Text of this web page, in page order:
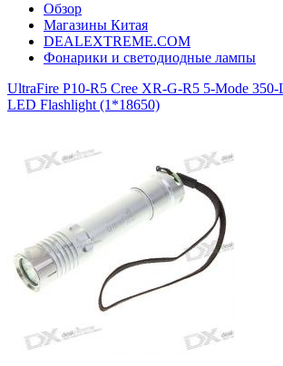
Обзор
Магазины Китая
DEALEXTREME.COM
Фонарики и светодиодные лампы
UltraFire P10-R5 Cree XR-G-R5 5-Mode
LED Flashlight (1*18650)